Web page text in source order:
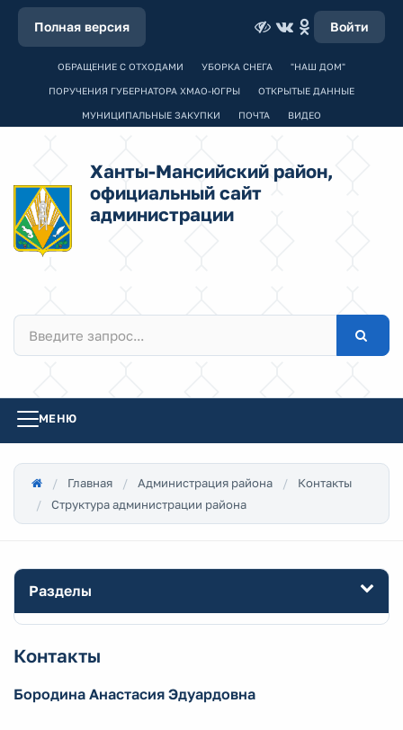
Полная версия Войти
ОБРАЩЕНИЕ С ОТХОДАМИ УБОРКА СНЕГА "НАШ ДОМ"
ПОРУЧЕНИЯ ГУБЕРНАТОРА ХМАО-ЮГРЫ ОТКРЫТЫЕ ДАННЫЕ
МУНИЦИПАЛЬНЫЕ ЗАКУПКИ ПОЧТА ВИДЕО
Ханты-Мансийский район,
официальный сайт
администрации
МЕНЮ
Главная Администрация района
Контакты
Структура администрации района
Разделы
Контакты
Бородина Анастасия Эдуардовна